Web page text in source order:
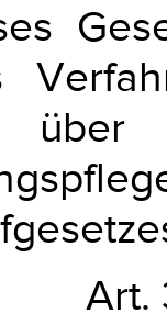
Art.